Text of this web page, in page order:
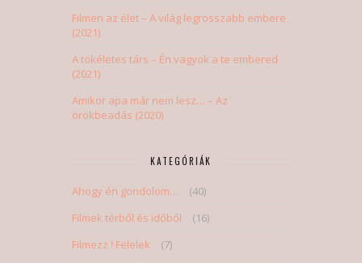
Filmen az élet – A világ legrosszabb embere
(2021)
A tökéletes társ – Én vagyok a te embered
(2021)
Amikor apa már nem lesz… – Az
örökbeadás (2020)
KATEGÓRIÁK
Ahogy én gondolom…
(40)
Filmek térből és időből
(16)
Filmezz ! Felelek
(7)